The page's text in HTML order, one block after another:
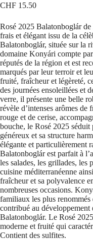
CHF 15.50
Rosé 2025 Balatonboglár
frais et élégant issu de la
Balatonboglár, située sur la
domaine Konyári compte
réputés de la région et est
marqués par leur terroir et
fruité, fraîcheur et légèreté,
des journées ensoleillées et
verre, il présente une belle
révèle d’intenses arômes de
rouge et de cerise,
bouche, le Rosé 2025
généreux et sa structure
élégante et particulièrement
Balatonboglár est parfait à
les salades, les grillades, les
cuisine méditerranéenne
fraîcheur et sa polyvalence
nombreuses occasions.
familiaux les plus
contribué au
Balatonboglár. Le Rosé
moderne et fruité qui
Contient des sulfites.